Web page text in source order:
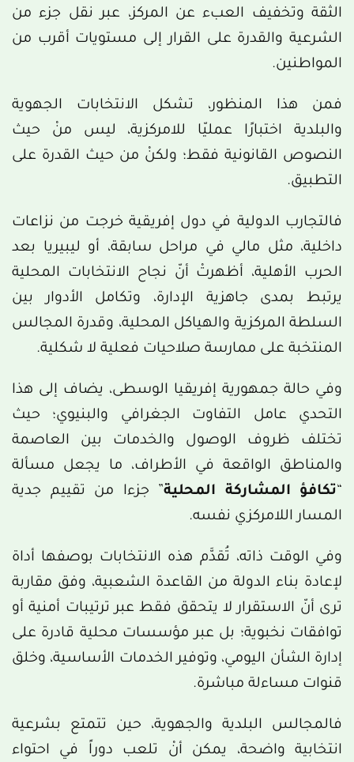
الثقة وتخفيف العبء عن المركز، عبر نقل جزء من
الشرعية والقدرة على القرار إلى مستويات أقرب من
المواطنين.
فمن هذا المنظور، تشكل الانتخابات الجهوية
والبلدية اختبارًا عمليّا للامركزية، ليس منْ حيث
النصوص القانونية فقط؛ ولكنْ من حيث القدرة على
التطبيق.
فالتجارب الدولية في دول إفريقية خرجت من نزاعات
داخلية، مثل مالي في مراحل سابقة، أو ليبيريا بعد
الحرب الأهلية، أظهرتْ أنّ نجاح الانتخابات المحلية
يرتبط بمدى جاهزية الإدارة، وتكامل الأدوار بين
السلطة المركزية والهياكل المحلية، وقدرة المجالس
المنتخبة على ممارسة صلاحيات فعلية لا شكلية.
وفي حالة جمهورية إفريقيا الوسطى، يضاف إلى هذا
التحدي عامل التفاوت الجغرافي والبنيوي؛ حيث
تختلف ظروف الوصول والخدمات بين العاصمة
والمناطق الواقعة في الأطراف، ما يجعل مسألة
“تكافؤ المشاركة المحلية” جزءا من تقييم جدية
المسار اللامركزي نفسه.
وفي الوقت ذاته، تُقدَّم هذه الانتخابات بوصفها أداة
لإعادة بناء الدولة من القاعدة الشعبية، وفق مقاربة
ترى أنّ الاستقرار لا يتحقق فقط عبر ترتيبات أمنية أو
توافقات نخبوية؛ بل عبر مؤسسات محلية قادرة على
إدارة الشأن اليومي، وتوفير الخدمات الأساسية، وخلق
قنوات مساءلة مباشرة.
فالمجالس البلدية والجهوية، حين تتمتع بشرعية
انتخابية واضحة، يمكن أنْ تلعب دوراً في احتواء